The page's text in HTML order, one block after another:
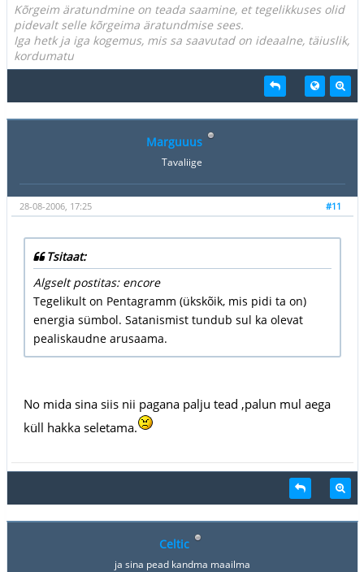
Kõrgeim äratundmine on teada saamine, et tegelikkuses olid
pidevalt selle kõrgeima äratundmise sees.
Iga hetk ja iga kogemus, mis sa saavutad on ideaalne, täiuslik,
kordumatu
Marguuus
Tavaliige
#11
28-08-2006, 17:25
Tsitaat:
Algselt postitas: encore
Tegelikult on Pentagramm (ükskõik, mis pidi ta on)
energia sümbol. Satanismist tundub sul ka olevat
pealiskaudne arusaama.
No mida sina siis nii pagana palju tead ,palun mul aega
küll hakka seletama.
Celtic
ja sina pead kandma maailma